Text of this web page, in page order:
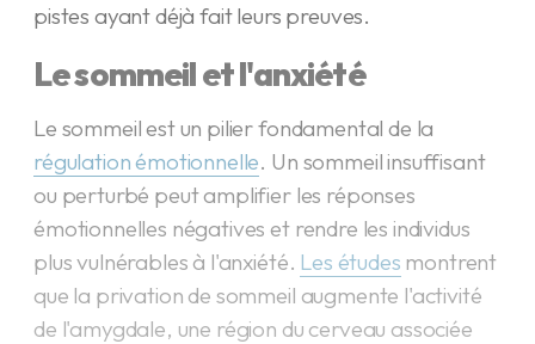
pistes ayant déjà fait leurs preuves.
Le sommeil et l'anxiété
Le sommeil est un pilier fondamental de la
régulation émotionnelle. Un sommeil insuffisant
ou perturbé peut amplifier les réponses
émotionnelles négatives et rendre les individus
plus vulnérables à l'anxiété. Les études montrent
que la privation de sommeil augmente l'activité
de l'amygdale, une région du cerveau associée